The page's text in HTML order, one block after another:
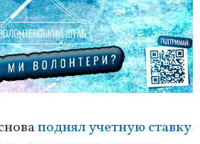
поднял учетную ставку